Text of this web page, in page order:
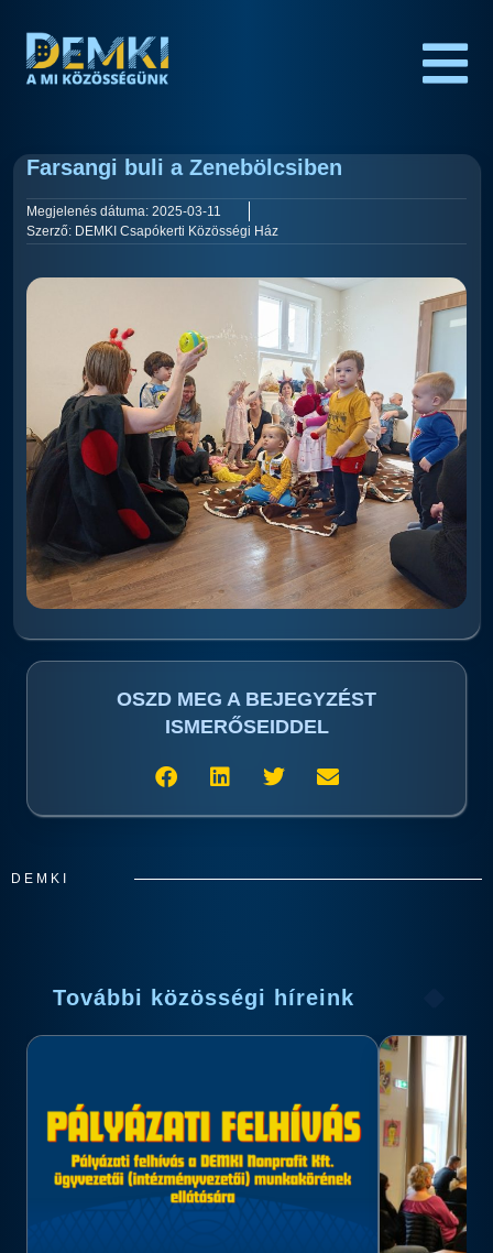
Farsangi buli a Zenebölcsiben
Megjelenés dátuma: 2025-03-11
Szerző: DEMKI Csapókerti Közösségi Ház
OSZD MEG A BEJEGYZÉST
ISMERŐSEIDDEL
DEMKI
További közösségi híreink